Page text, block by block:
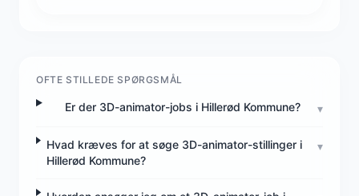
OFTE STILLEDE SPØRGSMÅL
Er der 3D-animator-jobs i Hillerød Kommune? ▾
Hvad kræves for at søge 3D-animator-stillinger i
Hillerød Kommune?
▾